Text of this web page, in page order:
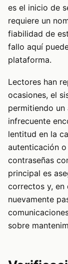
es el inicio de
requiere un
fiabilidad de
fallo aquí
plataforma.
Lectores han
ocasiones, el
permitiendo un
infrecuente
lentitud en la
autenticación
contraseñas
principal es
correctos y, en
nuevamente
sobre